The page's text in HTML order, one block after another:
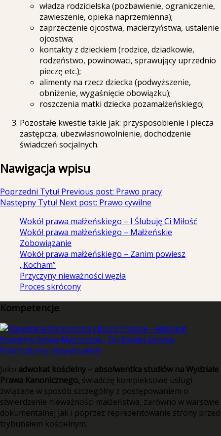
władza rodzicielska (pozbawienie, ograniczenie,
zawieszenie, opieka naprzemienna);
zaprzeczenie ojcostwa, macierzyństwa, ustalenie
ojcostwa;
kontakty z dzieckiem (rodzice, dziadkowie,
rodzeństwo, powinowaci, sprawujący uprzednio
pieczę etc.);
alimenty na rzecz dziecka (podwyższenie,
obniżenie, wygaśnięcie obowiązku);
roszczenia matki dziecka pozamałżeńskiego;
Pozostałe kwestie takie jak: przysposobienie i piecza
zastępcza, ubezwłasnowolnienie, dochodzenie
świadczeń socjalnych.
Nawigacja wpisu
Poprzedni Tytuł Previous post: Prawo pracy
Następny Tytuł Next post: Prawo cywilne
Wokół prawa małżeńskiego – I Ślubuję Ci Miłość
Wokół prawa małżeńskiego – Małżeńskie
Zobowiązanie
Wokół prawa małżeńskiego – Zanim powiesz
„Kocham”
Przyczyny nieważności węzła
Proces skrócony
Kompetencje
Jako adwokat kościelny – absolwentka studiów na Wydziale
Prawa Kanonicznego, świadczę kompleksowe usługi
związane w sposób szczególny z postępowaniem o
stwierdzenie nieważności małżeństwa, zarówno w warstwie
dokumentalnej jak i poprzez reprezentowanie strony przed
trybunałem kościelnym.